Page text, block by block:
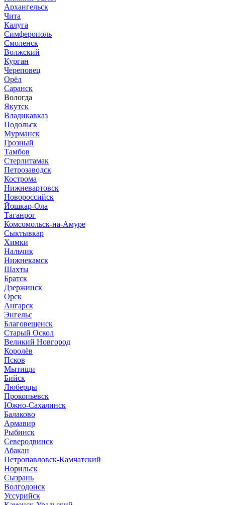
Архангельск
Чита
Калуга
Симферополь
Смоленск
Волжский
Курган
Череповец
Орёл
Саранск
Вологда
Якутск
Владикавказ
Подольск
Мурманск
Грозный
Тамбов
Стерлитамак
Петрозаводск
Кострома
Нижневартовск
Новороссийск
Йошкар-Ола
Таганрог
Комсомольск-на-Амуре
Сыктывкар
Химки
Нальчик
Нижнекамск
Шахты
Братск
Дзержинск
Орск
Ангарск
Энгельс
Благовещенск
Старый Оскол
Великий Новгород
Королёв
Псков
Мытищи
Бийск
Люберцы
Прокопьевск
Южно-Сахалинск
Балаково
Армавир
Рыбинск
Северодвинск
Абакан
Петропавловск-Камчатский
Норильск
Сызрань
Волгодонск
Уссурийск